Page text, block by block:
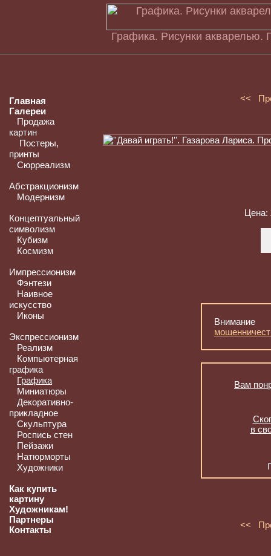
Графика. Рисунки акварелью.
Главная
Галереи
Продажа
картин
Постеры,
принты
Сюрреализм
Абстракционизм
Модернизм
Концептуальный
символизм
Кубизм
Космизм
Импрессионизм
Фэнтези
Наивное
искусство
Иконы
Экспрессионизм
Реализм
Компьютерная
графика
Графика
Миниатюры
Декоративно-
прикладное
Скульптура
Роспись стен
Пейзажи
Натюрморты
Художники
Как купить
картину
Художникам!
Партнеры
Контакты
<<
Цена:
Вам
в
<<